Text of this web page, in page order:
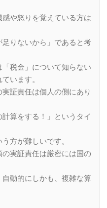
や怒りを覚えている方は
りないから」であると考
税金」について知らない
います。
証責任は個人の側にあり
算をする！」というタイ
方が難しいです。
実証責任は厳密には国の
動的にしかも、複雑な算